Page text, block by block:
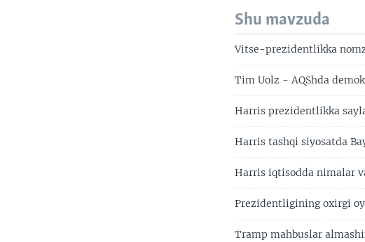
Shu mavzuda
Vitse-prezidentlikka
Tim Uolz - AQShda
Harris prezidentlikka
Harris tashqi siyosatda
Harris iqtisodda nimalar
Prezidentligining oxirgi
Tramp mahbuslar